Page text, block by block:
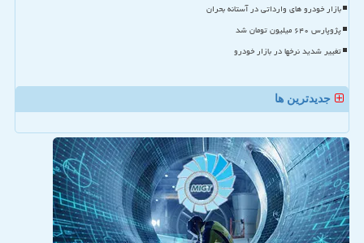
بازار خودرو های وارداتی در آستانه بحران
پژوپارس ۶۴۰ میلیون تومان شد
تغییر شدید نرخها در بازار خودرو
جدیدترین ها